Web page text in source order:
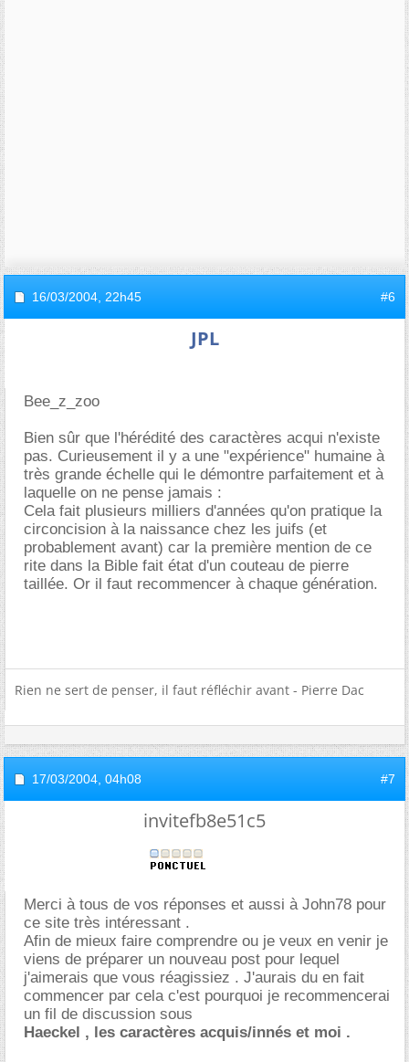
16/03/2004, 22h45 #6
JPL
Bee_z_zoo
Bien sûr que l'hérédité des caractères acqui n'existe
pas. Curieusement il y a une "expérience" humaine à
très grande échelle qui le démontre parfaitement et à
laquelle on ne pense jamais :
Cela fait plusieurs milliers d'années qu'on pratique la
circoncision à la naissance chez les juifs (et
probablement avant) car la première mention de ce
rite dans la Bible fait état d'un couteau de pierre
taillée. Or il faut recommencer à chaque génération.
Rien ne sert de penser, il faut réfléchir avant - Pierre Dac
17/03/2004, 04h08 #7
invitefb8e51c5
Merci à tous de vos réponses et aussi à John78 pour
ce site très intéressant .
Afin de mieux faire comprendre ou je veux en venir je
viens de préparer un nouveau post pour lequel
j'aimerais que vous réagissiez . J'aurais du en fait
commencer par cela c'est pourquoi je recommencerai
un fil de discussion sous
Haeckel , les caractères acquis/innés et moi .